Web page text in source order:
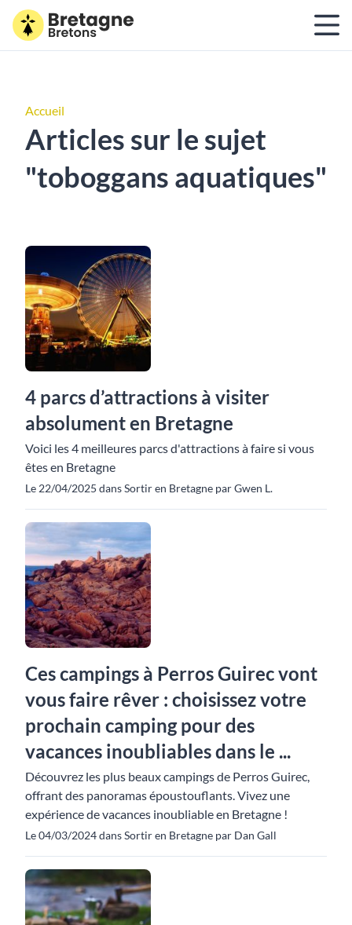
Accueil
Articles sur le sujet
"toboggans aquatiques"
4 parcs d’attractions à visiter
absolument en Bretagne
Voici les 4 meilleures parcs d'attractions à faire si vous
êtes en Bretagne
Le 22/04/2025 dans Sortir en Bretagne par Gwen L.
Ces campings à Perros Guirec vont
vous faire rêver : choisissez votre
prochain camping pour des
vacances inoubliables dans le ...
Découvrez les plus beaux campings de Perros Guirec,
offrant des panoramas époustouflants. Vivez une
expérience de vacances inoubliable en Bretagne !
Le 04/03/2024 dans Sortir en Bretagne par Dan Gall